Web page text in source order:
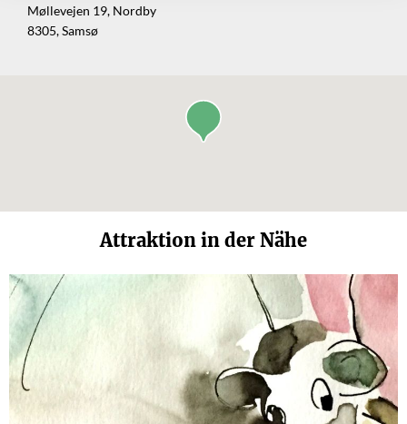
Møllevejen 19, Nordby
8305, Samsø
Attraktion in der Nähe